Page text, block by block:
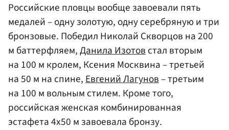
Российские пловцы вообще завоевали пять
медалей – одну золотую, одну серебряную и три
бронзовые. Победил Николай Скворцов на 200
м баттерфляем,Данила Изотовстал вторым
на 100 м кролем, Ксения Москвина – третьей
на 50 м на спине,Евгений Лагунов– третьим
на 100 м вольным стилем. Кроме того,
российская женская комбинированная
эстафета 4х50 м завоевала бронзу.